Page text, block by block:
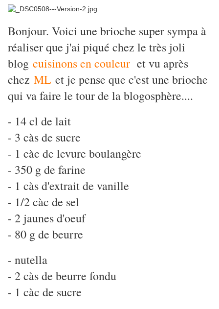
Bonjour. Voici une brioche super sympa à
réaliser que j'ai piqué chez le très joli
blog cuisinons en couleur et vu après
chez ML et je pense que c'est une brioche
qui va faire le tour de la blogosphère....
- 14 cl de lait
- 3 càs de sucre
- 1 càc de levure boulangère
- 350 g de farine
- 1 càs d'extrait de vanille
- 1/2 càc de sel
- 2 jaunes d'oeuf
- 80 g de beurre
- nutella
- 2 càs de beurre fondu
- 1 càc de sucre